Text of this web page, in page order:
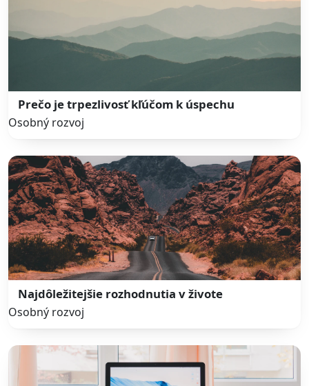
Prečo je trpezlivosť kľúčom k úspechu
Osobný rozvoj
Najdôležitejšie rozhodnutia v živote
Osobný rozvoj